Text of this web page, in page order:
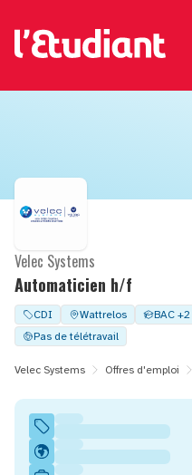
Automaticien h/f
Velec Systems
CDI Wattrelos BAC +2
Pas de télétravail
Velec Systems Offres d'emploi